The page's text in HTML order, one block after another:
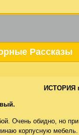
Рассказы
ИСТОРИЯ
Очень обидно, но
корпусную мебель.